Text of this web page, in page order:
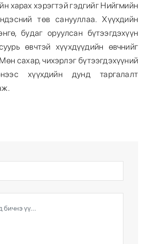
харах хэрэгтэй гэдгийг Нийгмийн
төв санууллаа. Хүүхдийн
будаг оруулсан бүтээгдэхүүн
өвчтэй хүүхдүүдийн өвчнийг
сахар, чихэрлэг бүтээгдэхүүний
хүүхдийн дунд таргалалт